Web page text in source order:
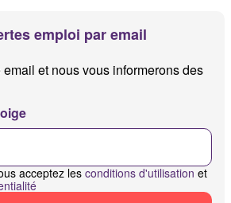
emploi par email
et nous vous informerons des
acceptez les conditions d'utilisation et